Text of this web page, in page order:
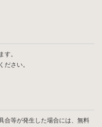
す。
ださい。
合等が発生した場合には、無料